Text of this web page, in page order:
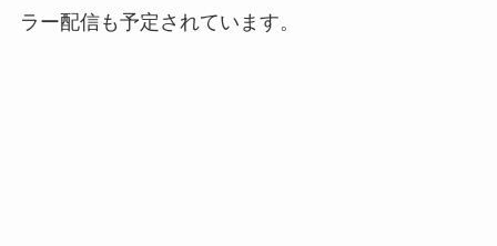
ラー配信も予定されています。